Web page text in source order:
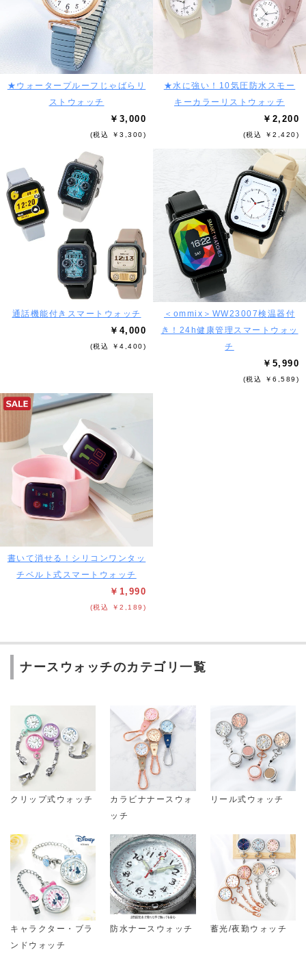
★ウォータープルーフじゃばらリ
ストウォッチ
￥3,000
(税込 ￥3,300)
★水に強い！10気圧防水スモー
キーカラーリストウォッチ
￥2,200
(税込 ￥2,420)
通話機能付きスマートウォッチ
￥4,000
(税込 ￥4,400)
＜ommix＞WW23007検温器付
き！24h健康管理スマートウォッ
チ
￥5,990
(税込 ￥6,589)
書いて消せる！シリコンワンタッ
チベルト式スマートウォッチ
￥1,990
(税込 ￥2,189)
ナースウォッチのカテゴリ一覧
クリップ式ウォッチ
カラビナナースウォ
ッチ
リール式ウォッチ
キャラクター・ブラ
ンドウォッチ
防水ナースウォッチ 蓄光/夜勤ウォッチ